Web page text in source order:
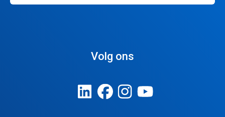
Volg ons